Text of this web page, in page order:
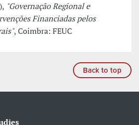
"Governação Regional e
Financiadas pelos
, Coimbra: FEUC
Back to top